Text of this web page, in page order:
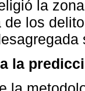
la
de los
la